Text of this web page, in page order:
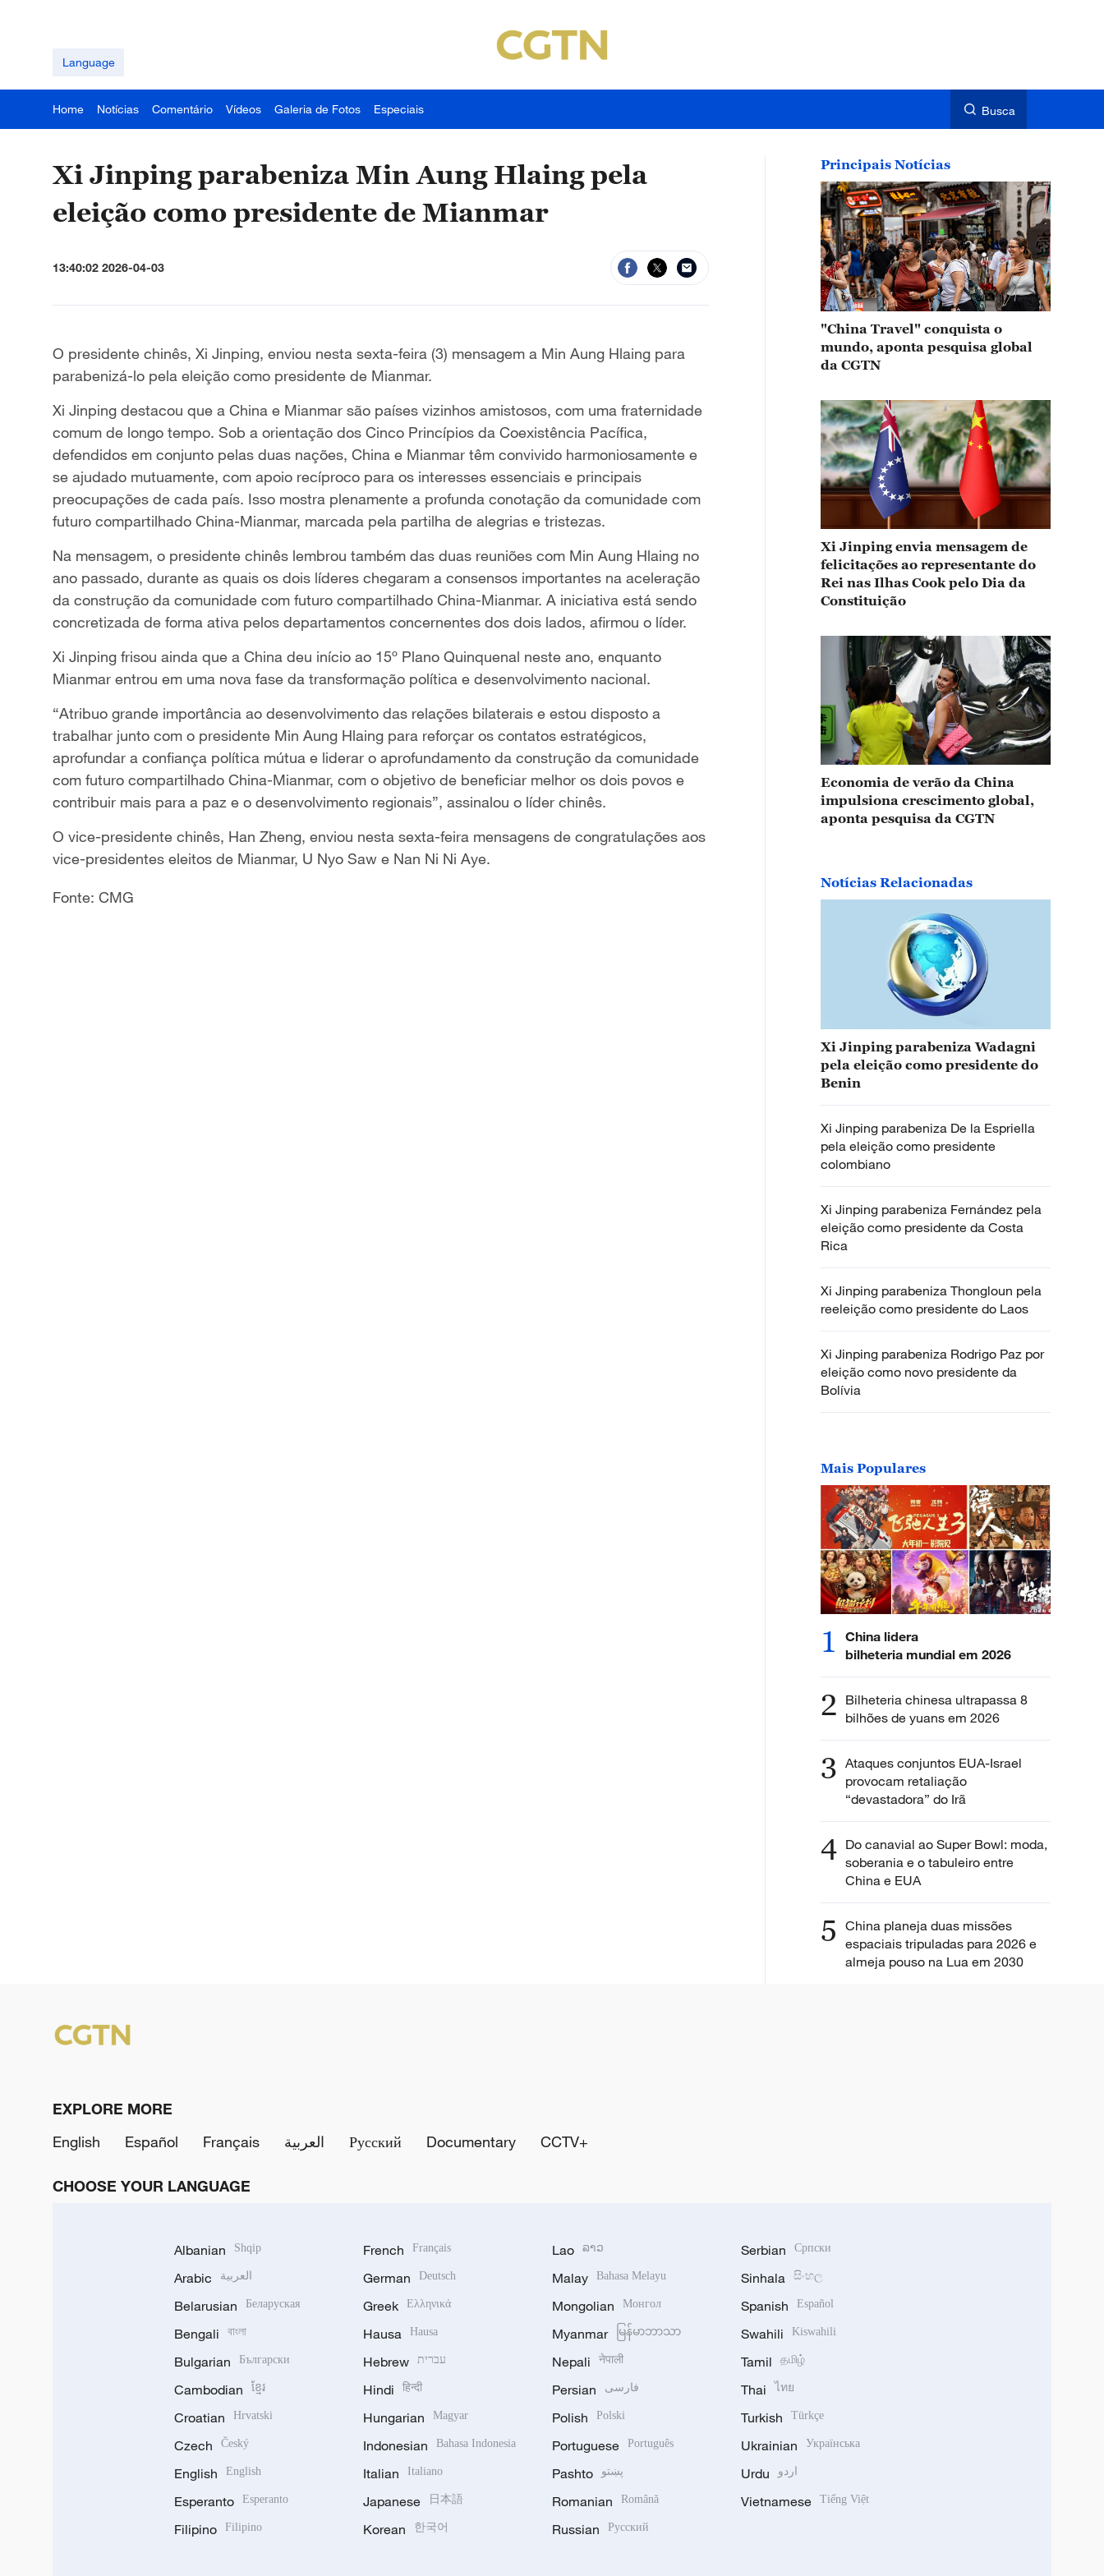
Language
Home Notícias Comentário Vídeos Galeria de Fotos Especiais Busca
Xi Jinping parabeniza Min Aung Hlaing pela
eleição como presidente de Mianmar
13:40:02 2026-04-03
O presidente chinês, Xi Jinping, enviou nesta sexta-feira (3) mensagem a Min Aung Hlaing para
parabenizá-lo pela eleição como presidente de Mianmar.
Xi Jinping destacou que a China e Mianmar são países vizinhos amistosos, com uma fraternidade
comum de longo tempo. Sob a orientação dos Cinco Princípios da Coexistência Pacífica,
defendidos em conjunto pelas duas nações, China e Mianmar têm convivido harmoniosamente e
se ajudado mutuamente, com apoio recíproco para os interesses essenciais e principais
preocupações de cada país. Isso mostra plenamente a profunda conotação da comunidade com
futuro compartilhado China-Mianmar, marcada pela partilha de alegrias e tristezas.
Na mensagem, o presidente chinês lembrou também das duas reuniões com Min Aung Hlaing no
ano passado, durante as quais os dois líderes chegaram a consensos importantes na aceleração
da construção da comunidade com futuro compartilhado China-Mianmar. A iniciativa está sendo
concretizada de forma ativa pelos departamentos concernentes dos dois lados, afirmou o líder.
Xi Jinping frisou ainda que a China deu início ao 15º Plano Quinquenal neste ano, enquanto
Mianmar entrou em uma nova fase da transformação política e desenvolvimento nacional.
“Atribuo grande importância ao desenvolvimento das relações bilaterais e estou disposto a
trabalhar junto com o presidente Min Aung Hlaing para reforçar os contatos estratégicos,
aprofundar a confiança política mútua e liderar o aprofundamento da construção da comunidade
com futuro compartilhado China-Mianmar, com o objetivo de beneficiar melhor os dois povos e
contribuir mais para a paz e o desenvolvimento regionais”, assinalou o líder chinês.
O vice-presidente chinês, Han Zheng, enviou nesta sexta-feira mensagens de congratulações aos
vice-presidentes eleitos de Mianmar, U Nyo Saw e Nan Ni Ni Aye.
Fonte: CMG
Principais Notícias
"China Travel" conquista o
mundo, aponta pesquisa global
da CGTN
Xi Jinping envia mensagem de
felicitações ao representante do
Rei nas Ilhas Cook pelo Dia da
Constituição
Economia de verão da China
impulsiona crescimento global,
aponta pesquisa da CGTN
Notícias Relacionadas
Xi Jinping parabeniza Wadagni
pela eleição como presidente do
Benin
Xi Jinping parabeniza De la Espriella
pela eleição como presidente
colombiano
Xi Jinping parabeniza Fernández pela
eleição como presidente da Costa
Rica
Xi Jinping parabeniza Thongloun pela
reeleição como presidente do Laos
Xi Jinping parabeniza Rodrigo Paz por
eleição como novo presidente da
Bolívia
Mais Populares
1
China lidera
bilheteria mundial em 2026
2 Bilheteria chinesa ultrapassa 8
bilhões de yuans em 2026
3 Ataques conjuntos EUA-Israel
provocam retaliação
“devastadora” do Irã
4 Do canavial ao Super Bowl: moda,
soberania e o tabuleiro entre
China e EUA
5 China planeja duas missões
espaciais tripuladas para 2026 e
almeja pouso na Lua em 2030
EXPLORE MORE
English
Español Français العربية Русский Documentary CCTV+
CHOOSE YOUR LANGUAGE
Albanian Shqip
Arabic العربية
Belarusian Беларуская
Bengali বাংলা
Bulgarian Български
Cambodian ខ្មែរ
Croatian Hrvatski
Czech Český
English English
Esperanto Esperanto
Filipino Filipino
French Français
German Deutsch
Greek Ελληνικά
Hausa Hausa
Hebrew עברית
Hindi हिन्दी
Hungarian Magyar
Indonesian Bahasa Indonesia
Italian Italiano
Japanese 日本語
Korean 한국어
Lao ລາວ
Malay Bahasa Melayu
Mongolian Монгол
Myanmar မြန်မာဘာသာ
Nepali नेपाली
Persian فارسی
Polish Polski
Portuguese Português
Pashto پښتو
Romanian Română
Russian Русский
Serbian Српски
Sinhala සිංහල
Spanish Español
Swahili Kiswahili
Tamil தமிழ்
Thai ไทย
Turkish Türkçe
Ukrainian Українська
Urdu اردو
Vietnamese Tiếng Việt